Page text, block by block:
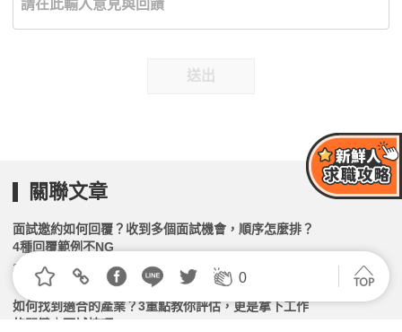
送出
0
關聯文章
面試邀約如何回覆？收到多個面試機會，順序怎麼排？
4種回覆範例不NG
2026.06.22 | 104小編 | 243489觀看數
如何找到適合的產業？3重點教你評估，更是拿下工作
的關鍵｜面試技巧